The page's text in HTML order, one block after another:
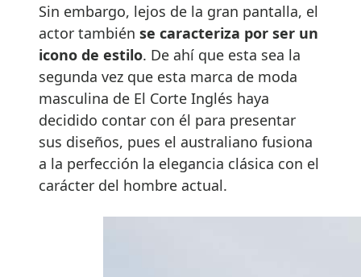
Sin embargo, lejos de la gran pantalla, el
actor también se caracteriza por ser un
icono de estilo. De ahí que esta sea la
segunda vez que esta marca de moda
masculina de El Corte Inglés haya
decidido contar con él para presentar
sus diseños, pues el australiano fusiona
a la perfección la elegancia clásica con el
carácter del hombre actual.